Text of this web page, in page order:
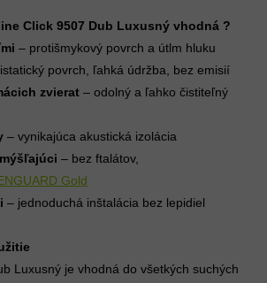
Click 9507 Dub Luxusný vhodná ?
– protišmykový povrch a útlm hluku
povrch, ľahká údržba, bez emisií
zvierat – odolný a ľahko čistiteľný
– vynikajúca akustická izolácia
– bez ftalátov,
Gold
– jednoduchá inštalácia bez lepidiel
Luxusný je vhodná do všetkých suchých